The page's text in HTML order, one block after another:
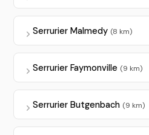
Serrurier Malmedy (8 km)
Serrurier Faymonville (9 km)
Serrurier Butgenbach (9 km)